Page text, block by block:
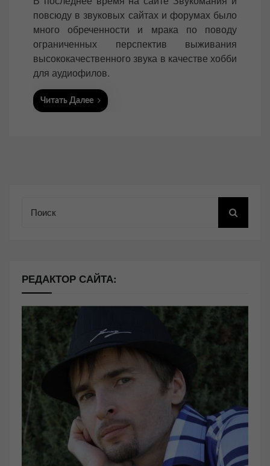
s
t
e
d
o
n
повсюду в звуковых сайтах и форумах было
много обреченности и мрака по поводу
ограниченных перспектив выживания
высококачественного звука в качестве хобби
для аудиофилов.
Читать Далее
РЕДАКТОР САЙТА: